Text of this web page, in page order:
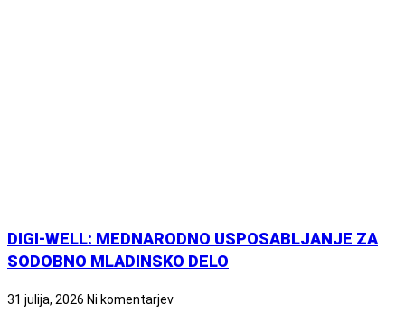
DIGI-WELL: MEDNARODNO USPOSABLJANJE ZA
SODOBNO MLADINSKO DELO
31 julija, 2026 Ni komentarjev